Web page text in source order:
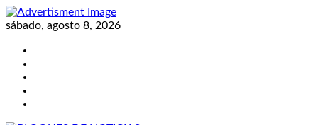
Skip
to
sábado, agosto 8, 2026